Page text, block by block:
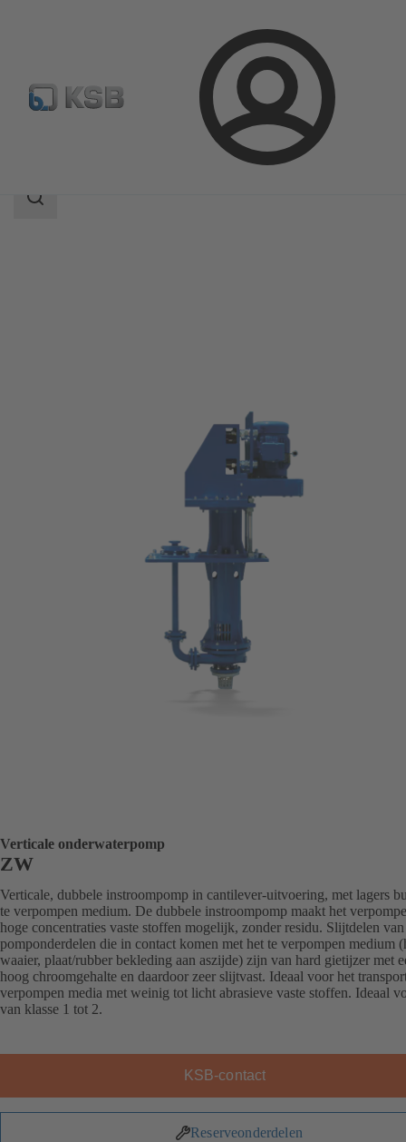
Aanmelding
Productcatalogus ZW
Zoekgebied
Verticale onderwaterpomp
ZW
Verticale, dubbele instroompomp in cantilever-uitvoering, met lagers
te verpompen medium. De dubbele instroompomp maakt het
hoge concentraties vaste stoffen mogelijk, zonder residu. Slijtdelen
pomponderdelen die in contact komen met het te verpompen medium
waaier, plaat/rubber bekleding aan aszijde) zijn van hard gietijzer met
hoog chroomgehalte en daardoor zeer slijtvast. Ideaal voor het
verpompen media met weinig tot licht abrasieve vaste stoffen. Ideaal
van klasse 1 tot 2.
KSB-contact
Reserveonderdelen